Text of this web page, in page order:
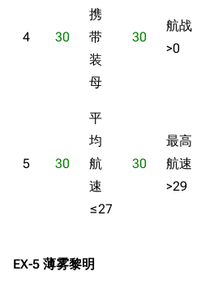
随便逛逛
技能
头像
收藏室
考据勘误汇总
游戏BUG汇总
4 30
携
带
装
母
30
航战
>0
5 30
平
均
航
速
≤27
30
最高
航速
>29
EX-5 薄雾黎明